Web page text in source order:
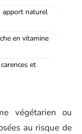
apport naturel
en vitamine
et
végétarien ou
au risque de